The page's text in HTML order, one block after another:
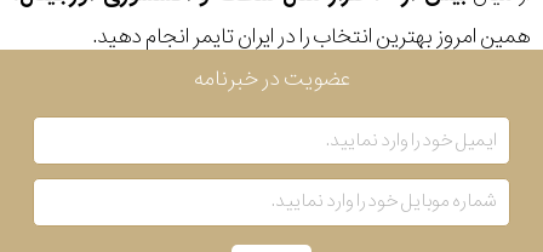
همین امروز بهترین انتخاب را در ایران تایمر انجام دهید.
عضویت در خبرنامه